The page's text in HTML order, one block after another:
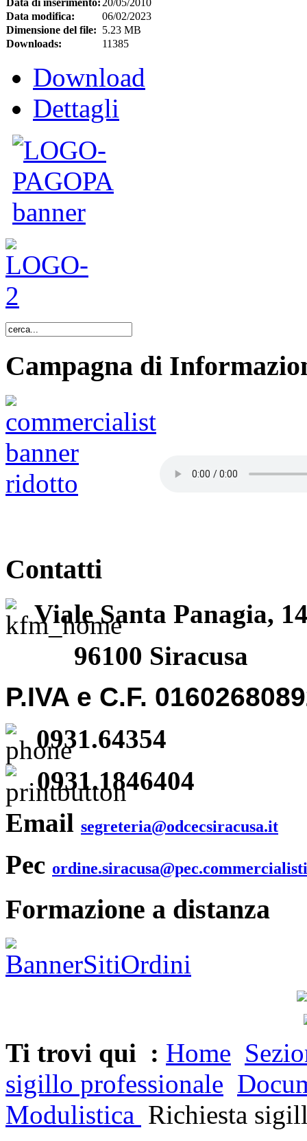
Data di inserimento: 20/05/2010
Data modifica:
06/02/2023
Dimensione del file: 5.23 MB
Downloads:
11385
Download
Dettagli
Campagna di
Contatti
Viale Santa Panagia,
96100 Siracusa
P.IVA e C.F.
0931.64354
0931.1846404
Email segreteria@odcecsiracusa.it
Pec
Formazione a distanza
Ti trovi qui : Home
sigillo professionale
Modulistica Richiesta